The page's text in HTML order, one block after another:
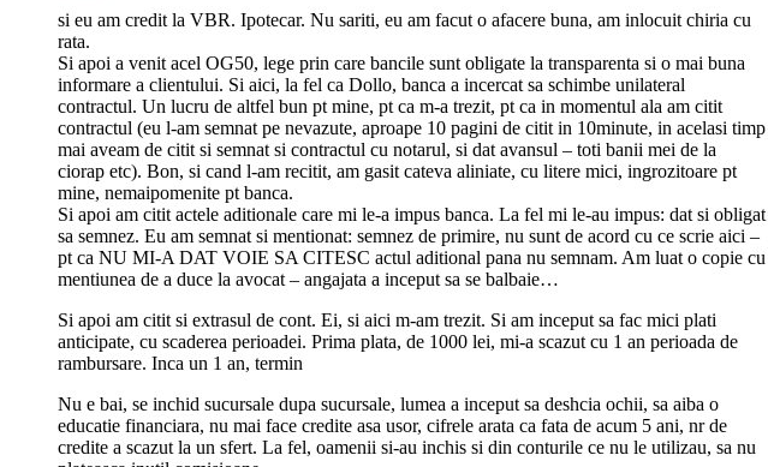
si eu am credit la VBR. Ipotecar. Nu sariti, eu am facut o afacere buna, am inlocuit chiria cu
rata.
Si apoi a venit acel OG50, lege prin care bancile sunt obligate la transparenta si o mai buna
informare a clientului. Si aici, la fel ca Dollo, banca a incercat sa schimbe unilateral
contractul. Un lucru de altfel bun pt mine, pt ca m-a trezit, pt ca in momentul ala am citit
contractul (eu l-am semnat pe nevazute, aproape 10 pagini de citit in 10minute, in acelasi timp
mai aveam de citit si semnat si contractul cu notarul, si dat avansul – toti banii mei de la
ciorap etc). Bon, si cand l-am recitit, am gasit cateva aliniate, cu litere mici, ingrozitoare pt
mine, nemaipomenite pt banca.
Si apoi am citit actele aditionale care mi le-a impus banca. La fel mi le-au impus: dat si obligat
sa semnez. Eu am semnat si mentionat: semnez de primire, nu sunt de acord cu ce scrie aici –
pt ca NU MI-A DAT VOIE SA CITESC actul aditional pana nu semnam. Am luat o copie cu
mentiunea de a duce la avocat – angajata a inceput sa se balbaie…
Si apoi am citit si extrasul de cont. Ei, si aici m-am trezit. Si am inceput sa fac mici plati
anticipate, cu scaderea perioadei. Prima plata, de 1000 lei, mi-a scazut cu 1 an perioada de
rambursare. Inca un 1 an, termin
Nu e bai, se inchid sucursale dupa sucursale, lumea a inceput sa deshcia ochii, sa aiba o
educatie financiara, nu mai face credite asa usor, cifrele arata ca fata de acum 5 ani, nr de
credite a scazut la un sfert. La fel, oamenii si-au inchis si din conturile ce nu le utilizau, sa nu